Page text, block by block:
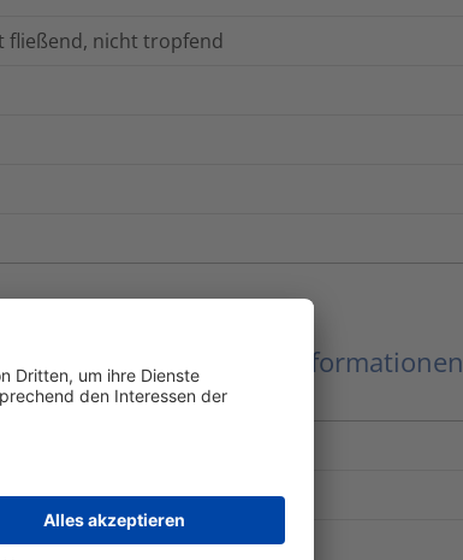
nicht tropfend
Weitere Informationen